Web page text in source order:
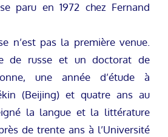
paru en 1972 chez Fernand
n’est pas la première venue.
de russe et un doctorat de
une année d’étude à
(Beijing) et quatre ans au
la langue et la littérature
de trente ans à l’Université